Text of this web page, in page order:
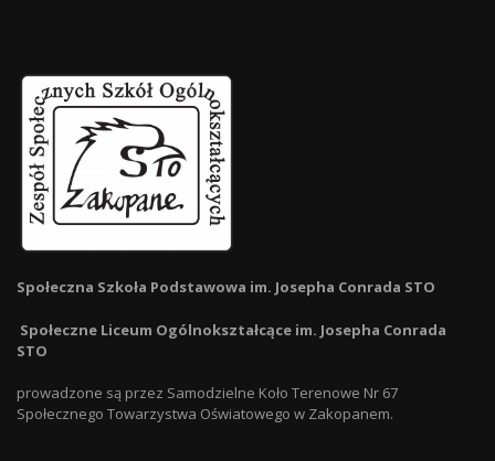
Społeczna Szkoła Podstawowa im. Josepha Conrada STO
Społeczne Liceum Ogólnokształcące im. Josepha Conrada
STO
prowadzone są przez Samodzielne Koło Terenowe Nr 67
Społecznego Towarzystwa Oświatowego w Zakopanem.